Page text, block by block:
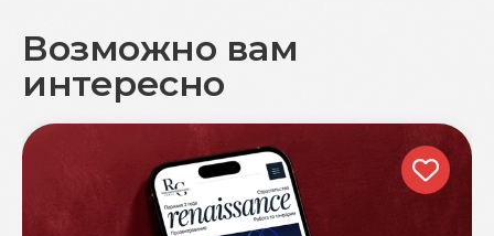
Возможно вам
интересно